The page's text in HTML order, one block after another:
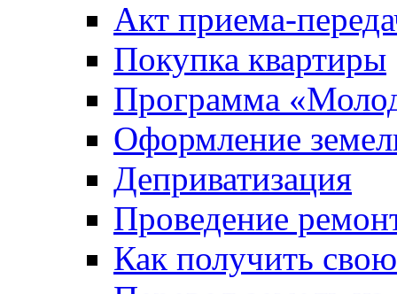
Акт приема-
Покупка квартиры
Программа
Оформление
Деприватизация
Проведение
Как получить